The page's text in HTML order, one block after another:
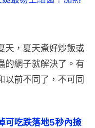
天，夏天煮好炒飯或
的網子就解決了。有
以前不同了，不可同
可吃跌落地5秒內撿